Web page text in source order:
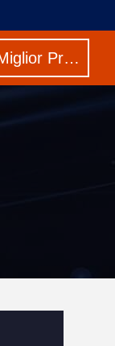
Ottieni Il Miglior Prezzo